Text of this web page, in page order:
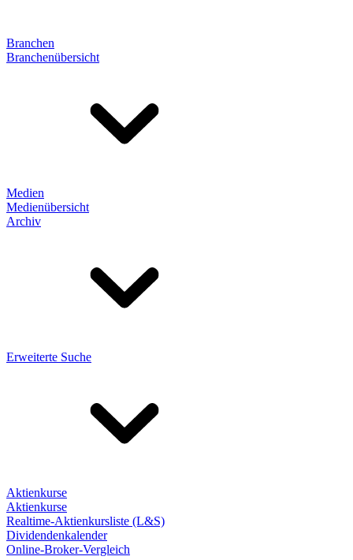
Branchen
Branchenübersicht
Medien
Medienübersicht
Archiv
Erweiterte Suche
Aktienkurse
Aktienkurse
Realtime-Aktienkursliste (L&S)
Dividendenkalender
Online-Broker-Vergleich